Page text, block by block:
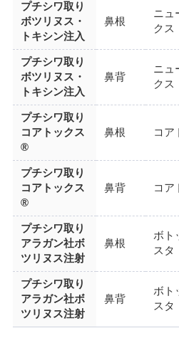
プチシワ取り
ボツリヌス・
トキシン注入
鼻根
ニュ
クス
プチシワ取り
ボツリヌス・
トキシン注入
鼻背
ニュ
クス
プチシワ取り
コアトックス
®
鼻根 コア
プチシワ取り
コアトックス
®
鼻背 コア
プチシワ取り
アラガン社ボ
ツリヌス注射
鼻根
ボト
スタ
プチシワ取り
アラガン社ボ
ツリヌス注射
鼻背
ボト
スタ